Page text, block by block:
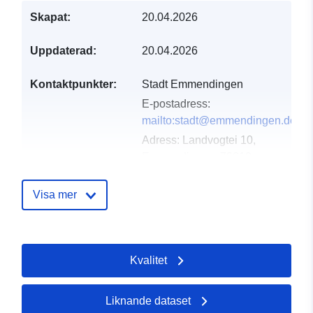
Skapat: 20.04.2026
Uppdaterad: 20.04.2026
Kontaktpunkter:
Stadt Emmendingen
E-postadress:
mailto:stadt@emmendingen.de
Adress:
Landvogtei 10,
Katalogregister: Läggs till i data.europa.eu: 02
May 2026
Uppdaterad på data.europa.eu:
03 August 2026
Visa mer
Kvalitet
Liknande dataset